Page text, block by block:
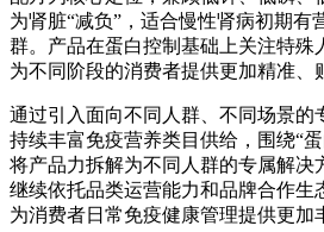
为肾脏“减负”，适合慢性肾病初期有
群。产品在蛋白控制基础上关注特殊
为不同阶段的消费者提供更加精准、
通过引入面向不同人群、不同场景的
持续丰富免疫营养类目供给，围绕“
将产品力拆解为不同人群的专属解决
继续依托品类运营能力和品牌合作生
为消费者日常免疫健康管理提供更加